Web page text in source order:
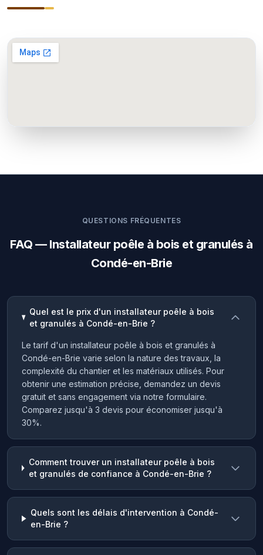
QUESTIONS FRÉQUENTES
FAQ — Installateur poêle à bois et granulés à
Condé-en-Brie
Quel est le prix d'un installateur poêle à bois
et granulés à Condé-en-Brie ?
Le tarif d'un installateur poêle à bois et granulés à
Condé-en-Brie varie selon la nature des travaux, la
complexité du chantier et les matériaux utilisés. Pour
obtenir une estimation précise, demandez un devis
gratuit et sans engagement via notre formulaire.
Comparez jusqu'à 3 devis pour économiser jusqu'à
30%.
Comment trouver un installateur poêle à bois
et granulés de confiance à Condé-en-Brie ?
Quels sont les délais d'intervention à Condé-
en-Brie ?